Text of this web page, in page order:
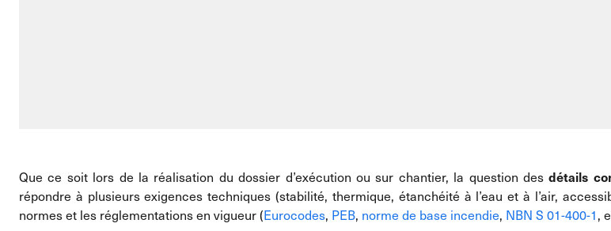
Que ce soit lors de la réalisation du dossier d’exécution ou sur chantier, la question desdétails
répondre à plusieurs exigences techniques (stabilité, thermique, étanchéité à l’eau et à l’air,
normes et les réglementations en vigueur (Eurocodes, PEB, norme de base incendie, NBN S 01-400-1,